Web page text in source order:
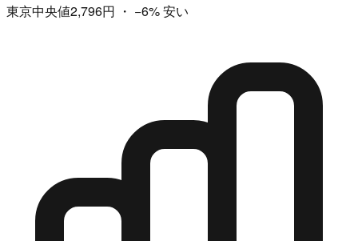
東京中央値2,796円 ・ −6%安い